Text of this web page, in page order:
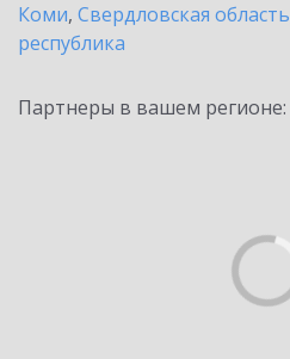
Коми, Свердловская область
республика
Партнеры в вашем регионе: